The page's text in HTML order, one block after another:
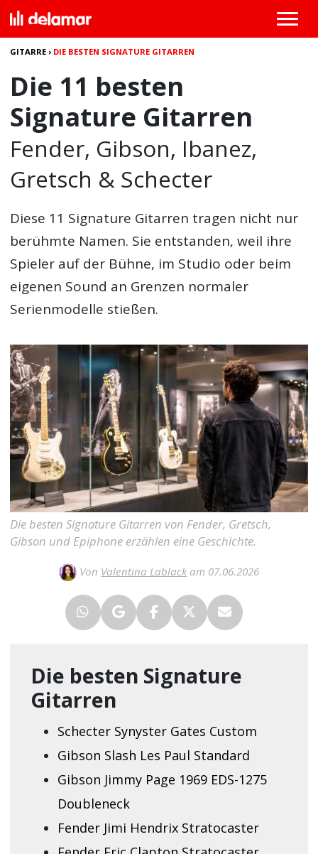
GITARRE › DIE BESTEN SIGNATURE GITARREN
Die 11 besten
Signature Gitarren
Fender, Gibson, Ibanez,
Gretsch & Schecter
Diese 11 Signature Gitarren tragen nicht nur
berühmte Namen. Sie entstanden, weil ihre
Spieler auf der Bühne, im Studio oder beim
eigenen Sound an Grenzen normaler
Serienmodelle stießen.
Die besten Signature Gitarren von Fender, Gretsch,
Gibson und Epiphone erzählen eine Geschichte.
Von Valentina Lablack am 07.06.2026
Die besten Signature
Gitarren
Schecter Synyster Gates Custom
Gibson Slash Les Paul Standard
Gibson Jimmy Page 1969 EDS-1275
Doubleneck
Fender Jimi Hendrix Stratocaster